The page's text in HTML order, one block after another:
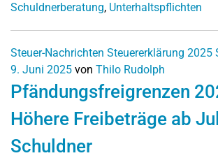
Schuldnerberatung, Unterhaltspflichten
Steuer-Nachrichten Steuererklärung 2025
9. Juni 2025 von Thilo Rudolph
Pfändungsfreigrenzen
Höhere Freibeträge ab
Schuldner